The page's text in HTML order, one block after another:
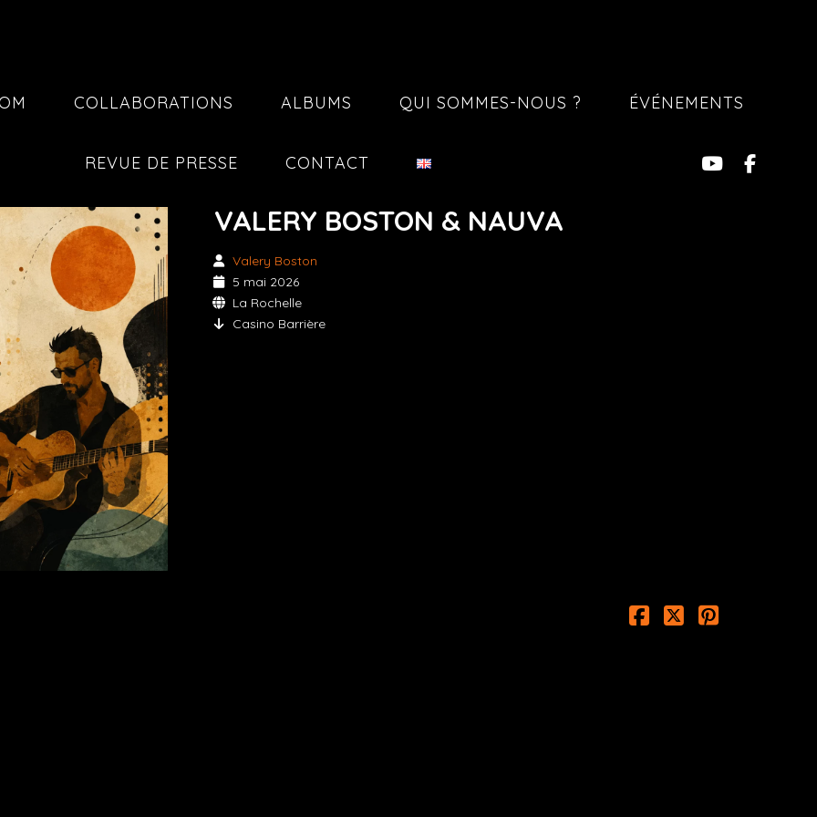
COLLABORATIONS ALBUMS QUI SOMMES-NOUS ? ÉVÉNEMENTS
REVUE DE PRESSE CONTACT
VALERY BOSTON & NAUVA
Valery Boston
5 mai 2026
La Rochelle
Casino Barrière